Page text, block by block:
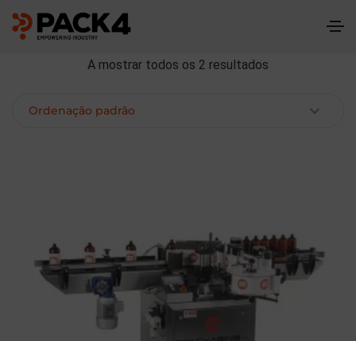
A mostrar todos os 2 resultados